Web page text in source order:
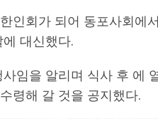
인회가 되어 동포사회에
대신했다.
임을 알리며 식사 후 에
령해 갈 것을 공지했다.